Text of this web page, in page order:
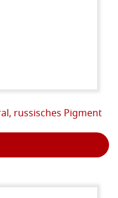
russisches Pigment